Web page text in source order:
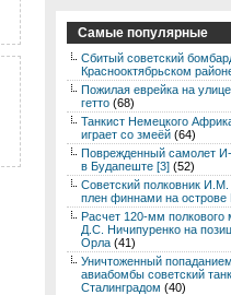
Самые популярные
Сбитый советский
Краснооктябрьском
Пожилая еврейка на
гетто (68)
Танкист Немецкого
играет со змеёй (64)
Поврежденный самолет
в Будапеште [3] (52)
Советский полковник И.М.
плен финнами на острове
Расчет 120-мм полкового
Д.С. Ничипуренко на
Орла (41)
Уничтоженный
авиабомбы советский
Сталинградом (40)